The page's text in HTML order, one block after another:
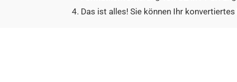
Das ist alles! Sie können Ihr